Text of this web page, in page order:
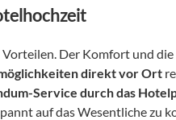
Der Komfort und
direkt vor Ort
Service durch das
auf das Wesentliche zu